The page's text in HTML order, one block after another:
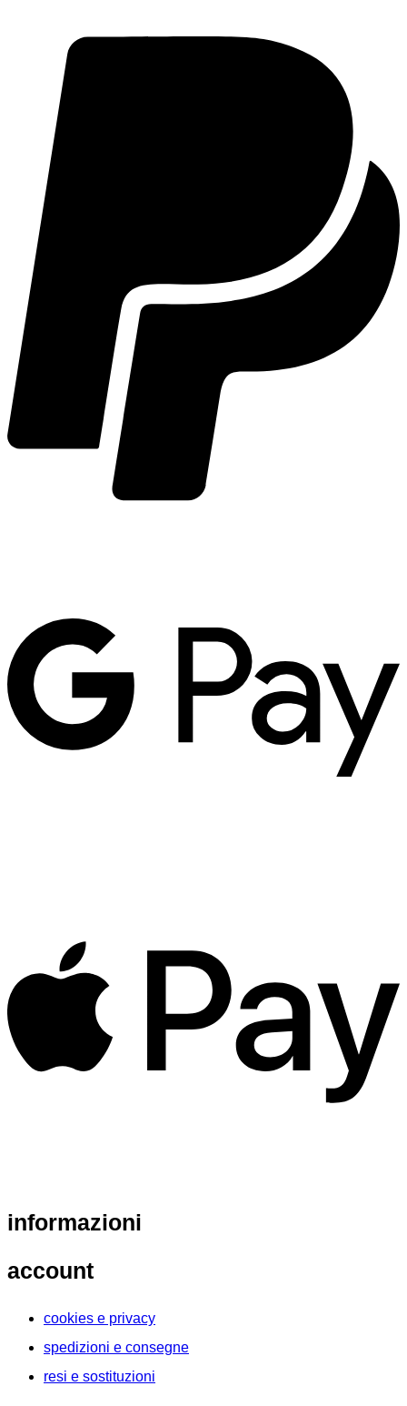
informazioni
account
cookies e privacy
spedizioni e consegne
resi e sostituzioni